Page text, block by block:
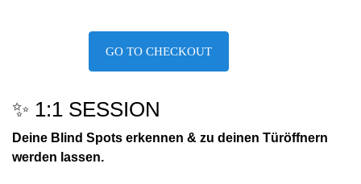
GO TO CHECKOUT
✨ 1:1 SESSION
Deine Blind Spots erkennen & zu deinen Türöffnern
werden lassen.